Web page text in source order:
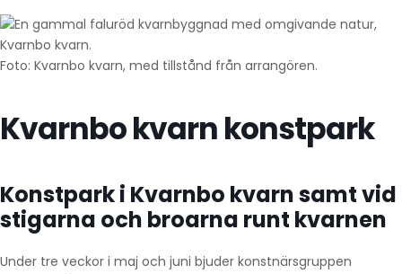
Foto: Kvarnbo kvarn, med tillstånd från arrangören.
Kvarnbo kvarn konstpark
Konstpark i Kvarnbo kvarn samt vid
stigarna och broarna runt kvarnen
Under tre veckor i maj och juni bjuder konstnärsgruppen